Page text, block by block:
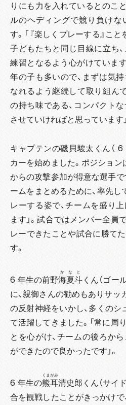
りにも力を入れているとのこ
ルのヘディングで競り負けな
す。「『楽しくプレーする』こ
子どもたちと同じ目線に立ち
練習となるよう心がけていま
年の子も多いので、まずは気
なれるよう継続して取り組ん
の持ち味である、コンパクト
させていければと思っています
キャプテンの磯貝駿太くん（ 6
カーを始めました。ポジション
からの攻撃参加が得意な選手で
ームをまとめるために、率先し
レーする姿で、チームを盛り
ます」。試合ではメンバー全員
レーできたことや試合に勝て
す。
6 年生の前野海夏斗
かなと
くん（ゴー
に、親御さんの勧めもありサッ
の反射神経をいかし、多くのシ
て活躍してきました。「常に周
とを心がけ、チームの後ろか
ができたので良かったです」。
6 年生の熊耳
くまがみ
清史郎くん（サイ
合を観戦したことがきっかけで